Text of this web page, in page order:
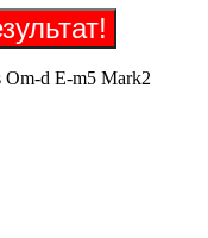
d E-m5 Mark2